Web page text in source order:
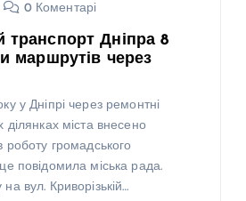
0 Коментарі
транспорт Дніпра 8
маршрутів через
у Дніпрі через ремонтні
ділянках міста внесено
роботу громадського
повідомила міська рада.
вул. Криворізькій…